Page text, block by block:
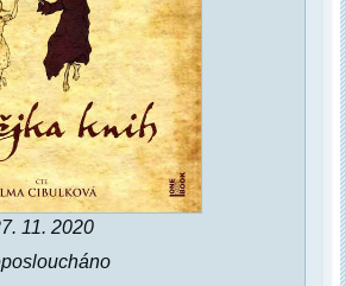
11. 2020